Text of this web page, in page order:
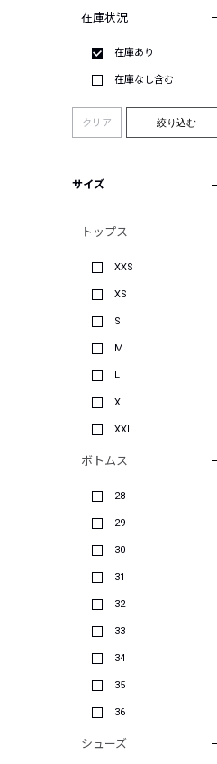
在庫状況
在庫あり
在庫なし含む
クリア 絞り込む
サイズ
トップス
XXS
XS
S
M
L
XL
XXL
ボトムス
28
29
30
31
32
33
34
35
36
シューズ